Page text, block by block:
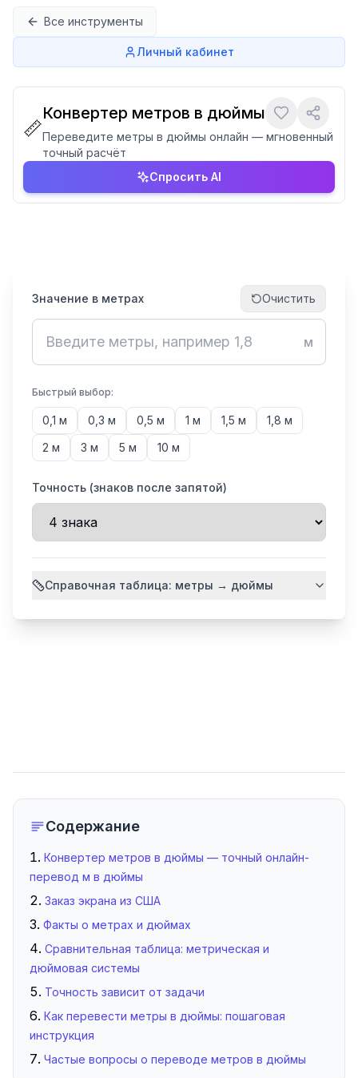
Все инструменты
Личный кабинет
📏
Конвертер метров в дюймы
Переведите метры в дюймы онлайн — мгновенный
точный расчёт
Спросить AI
Значение в метрах Очистить
м
Быстрый выбор:
0,1 м 0,3 м 0,5 м 1 м 1,5 м 1,8 м
2 м 3 м 5 м 10 м
Точность (знаков после запятой)
Справочная таблица: метры → дюймы
25 см 9,8425
50 см
75 см 29,5276
1 м
1,5 м
1,7 м
2 м 78,7402
2,5 м
Содержание
Конвертер метров в дюймы — точный онлайн-
перевод м в дюймы
Заказ экрана из США
Факты о метрах и дюймах
Сравнительная таблица: метрическая и
дюймовая системы
Точность зависит от задачи
Как перевести метры в дюймы: пошаговая
инструкция
Частые вопросы о переводе метров в дюймы